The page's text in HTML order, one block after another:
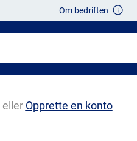
Om bedriften
eller Opprette en konto